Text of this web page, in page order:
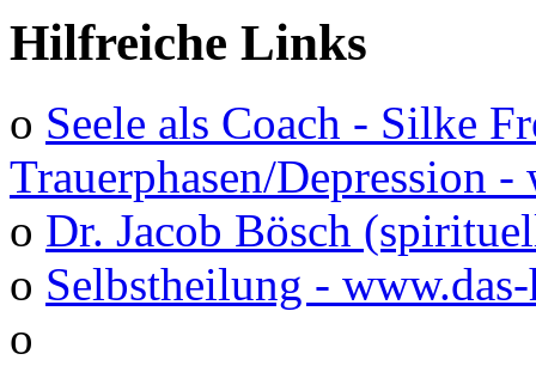
Hilfreiche Links
o Seele als Coach - Silke
Trauerphasen/Depression
o Dr. Jacob Bösch
o Selbstheilung -
o